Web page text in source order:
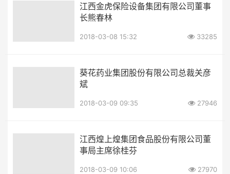
江西金虎保险设备集团有限公司董事
长熊春林
2018-03-08 15:32 33285
葵花药业集团股份有限公司总裁关彦
斌
2018-03-09 09:35 27946
江西煌上煌集团食品股份有限公司董
事局主席徐桂芬
2018-03-09 10:06 27970